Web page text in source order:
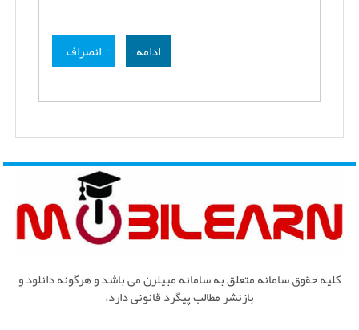
ادامه انصراف
کلیه حقوق سامانه متعلق به سامانه مبیلرن می باشد و هرگونه دانلود و
بازنشر مطالب پیگرد قانونی دارد.